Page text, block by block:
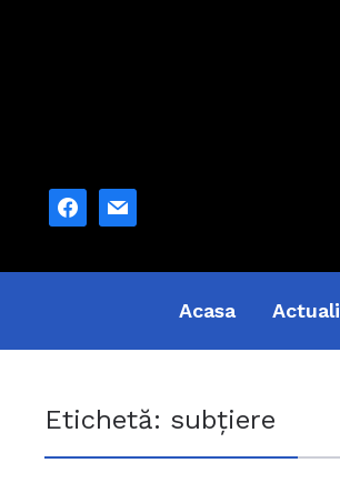
facebook
mail
Acasa
Etichetă: subţiere